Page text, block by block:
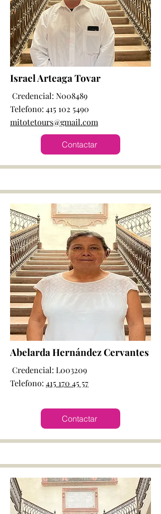
Israel Arteaga Tovar
Credencial: N008489
Telefono: 415 102 5490
mitotetours@gmail.com
Contactar
Abelarda Hernández Cervantes
Credencial: L003209
Telefono: 415 170 45 57
Contactar